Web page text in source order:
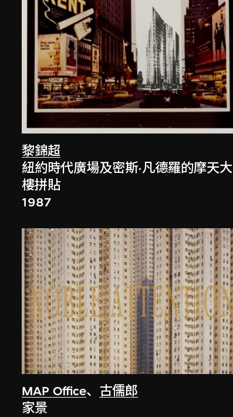
黎錦超
紐約時代廣場及密斯·凡德羅的摩天大
樓拼貼
1987
MAP Office、 古儒郎
家景